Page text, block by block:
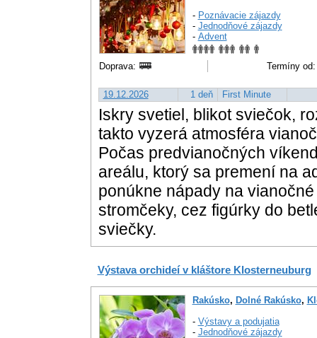
- Poznávacie zájazdy
- Jednodňové zájazdy
- Advent
Doprava: Termíny
19.12.2026 1 deň First Minute
Iskry svetiel, blikot sviečok,
takto vyzerá atmosféra
Počas predvianočných
areálu, ktorý sa premení na
ponúkne nápady na
stromčeky, cez figúrky do
sviečky.
Výstava orchideí v kláštore Klosterneuburg
Rakúsko, Dolné Rakúsko,
- Výstavy a podujatia
- Jednodňové zájazdy